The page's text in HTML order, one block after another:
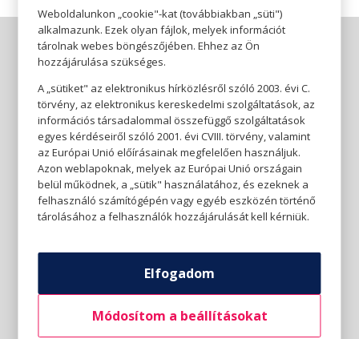
Weboldalunkon „cookie"-kat (továbbiakban „süti")
alkalmazunk. Ezek olyan fájlok, melyek információt
tárolnak webes böngészőjében. Ehhez az Ön
hozzájárulása szükséges.
A „sütiket" az elektronikus hírközlésről szóló 2003. évi C.
törvény, az elektronikus kereskedelmi szolgáltatások, az
információs társadalommal összefüggő szolgáltatások
egyes kérdéseiről szóló 2001. évi CVIII. törvény, valamint
az Európai Unió előírásainak megfelelően használjuk.
Azon weblapoknak, melyek az Európai Unió országain
belül működnek, a „sütik" használatához, és ezeknek a
felhasználó számítógépén vagy egyéb eszközén történő
tárolásához a felhasználók hozzájárulását kell kérniük.
Elfogadom
Módosítom a beállításokat